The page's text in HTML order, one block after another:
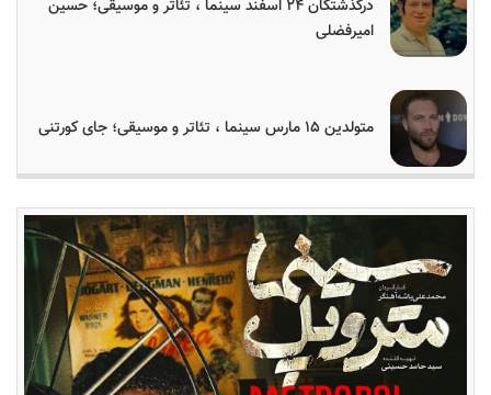
درگذشتگان ۲۴ اسفند سینما ، تئاتر و موسیقی؛ حسین
امیرفضلی
متولدین ۱۵ مارس سینما ، تئاتر و موسیقی؛ جای کورتنی